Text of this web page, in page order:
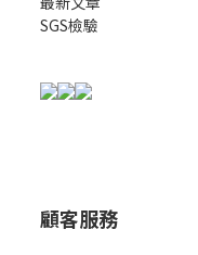
SGS檢驗
顧客服務